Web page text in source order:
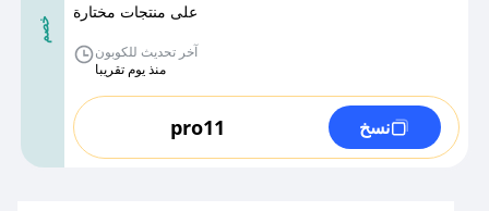
خصم
على منتجات مختارة
آخر تحديث للكوبون
منذ يوم تقريبا
pro11 نسخ